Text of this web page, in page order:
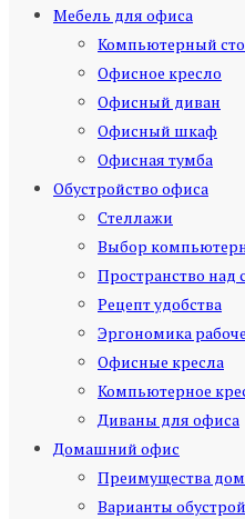
Мебель для офиса
Компьютерный
Офисное кресло
Офисный диван
Офисный шкаф
Офисная тумба
Обустройство офиса
Стеллажи
Выбор
Пространство над
Рецепт удобства
Эргономика
Офисные кресла
Компьютерное
Диваны для офиса
Домашний офис
Преимущества
Варианты